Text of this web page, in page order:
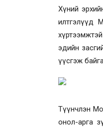
Хүний
илтгэлүүд
эдийн
үүсгэж
Түүнчлэн
онол-арга